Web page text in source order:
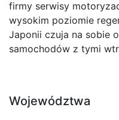
firmy serwisy
wysokim poziomie
Japonii czuja na sobie
samochodów z tymi
Województwa